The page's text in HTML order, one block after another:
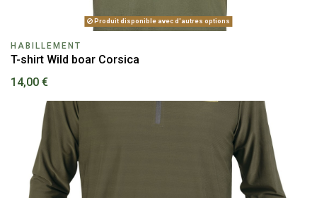
Produit disponible avec d'autres options
HABILLEMENT
T-shirt Wild boar Corsica
14,00 €